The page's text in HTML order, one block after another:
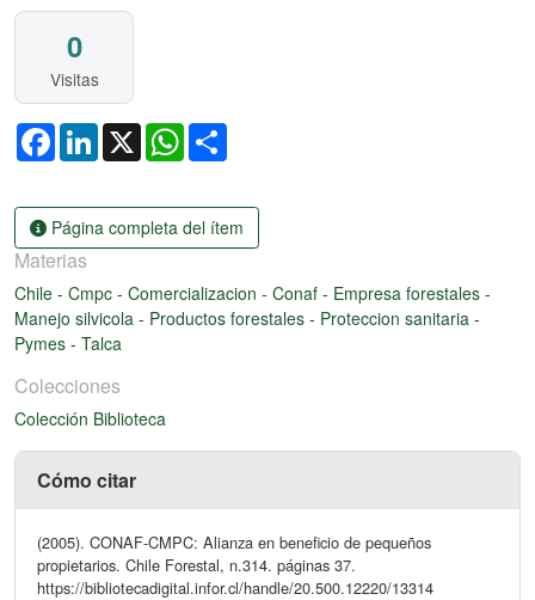
0
Visitas
FacebookLinkedIn
X WhatsApp
Página completa del ítem
Materias
Chile - Cmpc - Comercializacion - Conaf - Empresa forestales -
Manejo silvicola - Productos forestales - Proteccion sanitaria -
Pymes - Talca
Colecciones
Colección Biblioteca
Cómo citar
(2005). CONAF-CMPC: Alianza en beneficio de pequeños
propietarios. Chile Forestal, n.314. páginas 37.
https://bibliotecadigital.infor.cl/handle/20.500.12220/13314